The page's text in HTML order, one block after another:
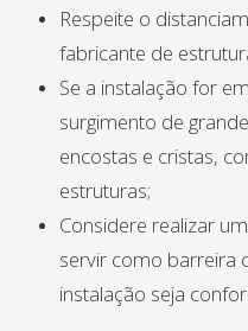
Respeite o
fabricante de
Se a instalação for
surgimento de
encostas e cristas,
estruturas;
Considere realizar
servir como barreira
instalação seja